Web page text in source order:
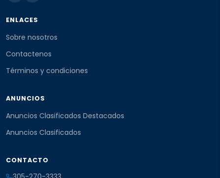
ENLACES
Sobre nosotros
Contactenos
Términos y condiciones
ANUNCIOS
Anuncios Clasificados Destacados
Anuncios Clasificados
CONTACTO